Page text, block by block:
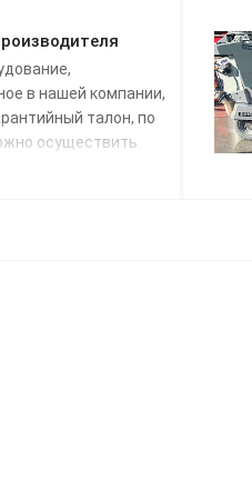
в нашей компании,
талон, по
осуществить